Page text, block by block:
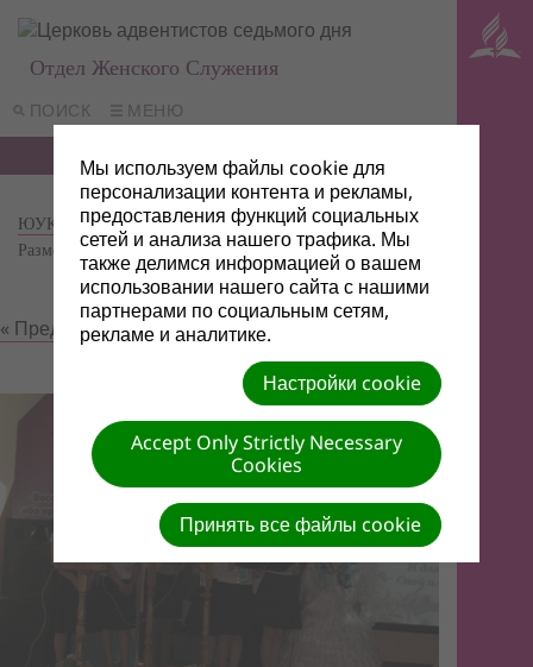
ПОИСК МЕНЮ
Отдел Женского Служения
ЮУК (Средняя Азия)| Автор: Marian Maximciuc |
Размер (МБ): 0.64 |Скачать | Просмотров: 0
« Предыдущий Следующий »
Мы используем файлы cookie для
персонализации контента и рекламы,
предоставления функций социальных
сетей и анализа нашего трафика. Мы
также делимся информацией о вашем
использовании нашего сайта с нашими
партнерами по социальным сетям,
рекламе и аналитике.
Настройки cookie
Accept Only Strictly Necessary
Cookies
Принять все файлы cookie